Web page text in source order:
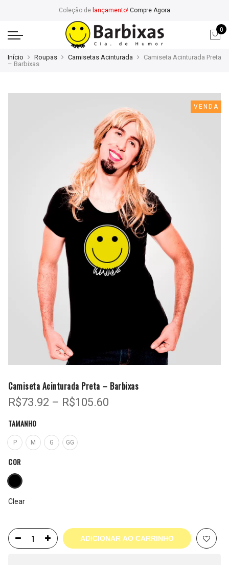
Coleção de lançamento! Compre Agora
0
Início Roupas Camisetas Acinturada
Camiseta Acinturada Preta
– Barbixas
VENDA
Camiseta Acinturada Preta – Barbixas
R$73.92 – R$105.60
TAMANHO
P M G GG
COR
Clear
ADICIONAR AO CARRINHO